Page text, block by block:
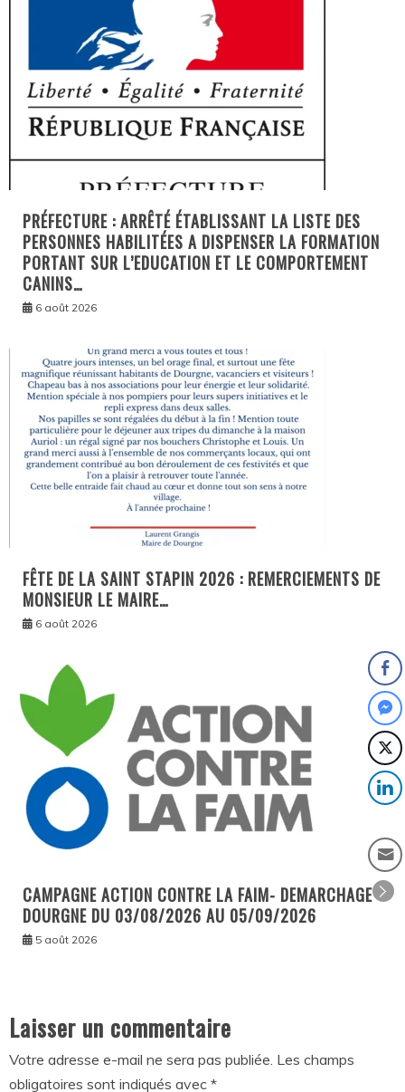
PRÉFECTURE : ARRÊTÉ ÉTABLISSANT LA LISTE DES
PERSONNES HABILITÉES A DISPENSER LA FORMATION
PORTANT SUR L’EDUCATION ET LE COMPORTEMENT
CANINS…
6 août 2026
FÊTE DE LA SAINT STAPIN 2026 : REMERCIEMENTS DE
MONSIEUR LE MAIRE…
6 août 2026
CAMPAGNE ACTION CONTRE LA FAIM- DEMARCHAGE
DOURGNE DU 03/08/2026 AU 05/09/2026
5 août 2026
Laisser un commentaire
Votre adresse e-mail ne sera pas publiée. Les champs
obligatoires sont indiqués avec *